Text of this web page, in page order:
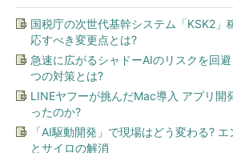
国税庁の次世代基幹システム「KSK2」
応すべき変更点とは?
急速に広がるシャドーAIのリスクを回
つの対策とは?
LINEヤフーが挑んだMac導入 アプリ開
ったのか?
「AI駆動開発」で現場はどう変わる?
とサイロの解消